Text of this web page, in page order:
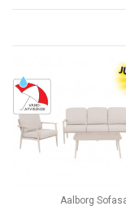
Aalborg